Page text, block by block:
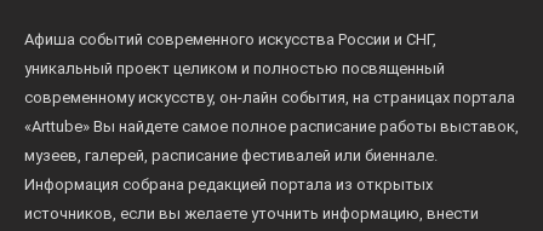
Афиша событий современного искусства России и СНГ,
уникальный проект целиком и полностью посвященный
современному искусству, он-лайн события, на страницах портала
«Arttube» Вы найдете самое полное расписание работы выставок,
музеев, галерей, расписание фестивалей или биеннале.
Информация собрана редакцией портала из открытых
источников, если вы желаете уточнить информацию, внести